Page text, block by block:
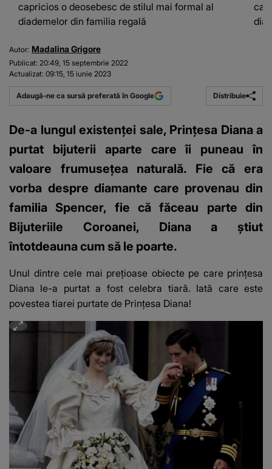
capricios o deosebesc de stilul mai formal al
diademelor din familia regală
Autor: Madalina Grigore
Publicat: 20:49, 15 septembrie 2022
Actualizat: 09:15, 15 iunie 2023
Adaugă-ne ca sursă preferată în Google Distribuie
De-a lungul existenței sale, Prințesa Diana a
purtat bijuterii aparte care îi puneau în
valoare frumusețea naturală. Fie că era
vorba despre diamante care provenau din
familia Spencer, fie că făceau parte din
Bijuteriile Coroanei, Diana a știut
întotdeauna cum să le poarte.
Unul dintre cele mai prețioase obiecte pe care prințesa
Diana le-a purtat a fost celebra tiară. Iată care este
povestea tiarei purtate de Prințesa Diana!